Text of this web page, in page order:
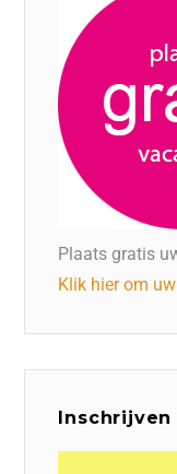
Plaats gratis
Klik hier om